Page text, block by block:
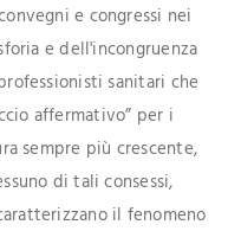
e congressi nei
e dell'incongruenza
sanitari che
affermativo” per i
sempre più crescente,
di tali consessi,
il fenomeno